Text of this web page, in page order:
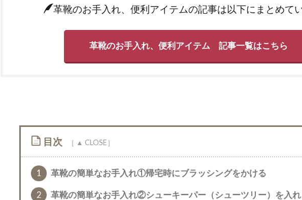
革靴のお手入れ、便利アイテムの記事は以下にまとめて
革靴のお手入れ、便利アイテム 記事一覧はこちら
目次
1 革靴の簡単なお手入れ①帰宅時にブラッシングをかける
2 革靴の簡単なお手入れ②シューキーパー（シューツリー）を入